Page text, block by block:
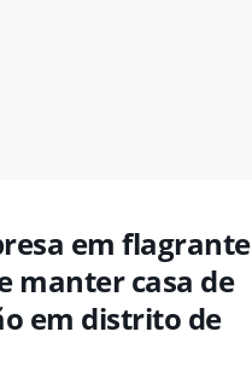
em flagrante
manter casa de
em distrito de